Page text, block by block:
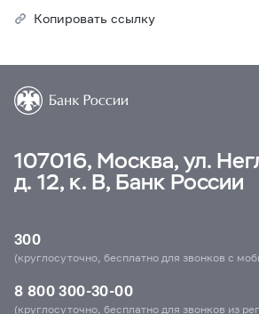
Копировать ссылку
107016, Москва, ул.
д. 12, к. В, Банк России
300
(круглосуточно, бесплатно для звонков с
8 800 300-30-00
(круглосуточно, бесплатно для звонков из